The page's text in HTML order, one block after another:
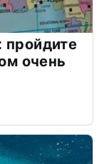
очень